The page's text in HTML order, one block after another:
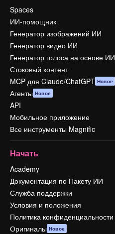
Spaces
ИИ-помощник
Генератор изображений ИИ
Генератор видео ИИ
Генератор голоса на основе ИИ
Стоковый контент
MCP для Claude/ChatGPT Новое
Агенты Новое
API
Мобильное приложение
Все инструменты Magnific
Начать
Academy
Документация по Пакету ИИ
Служба поддержки
Условия и положения
Политика конфиденциальности
Оригиналы Новое